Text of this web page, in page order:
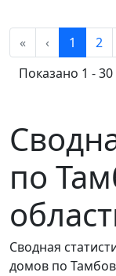
« ‹ 1 2
Показано 1 - 30
по
Сводная
домов по